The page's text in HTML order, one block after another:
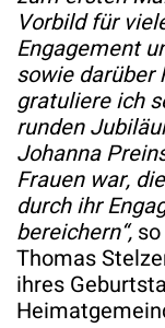
Vorbild für
Engagement
sowie darüber
gratuliere ich
runden
Johanna
Frauen war,
durch ihr
bereichern“,
Thomas
ihres